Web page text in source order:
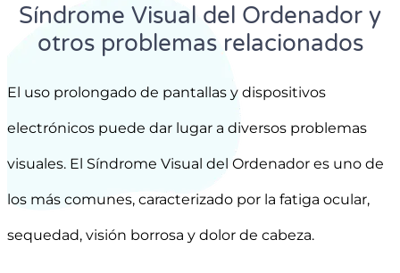
Síndrome Visual del Ordenador y
otros problemas relacionados
El uso prolongado de pantallas y dispositivos
electrónicos puede dar lugar a diversos problemas
visuales. El Síndrome Visual del Ordenador es uno de
los más comunes, caracterizado por la fatiga ocular,
sequedad, visión borrosa y dolor de cabeza.